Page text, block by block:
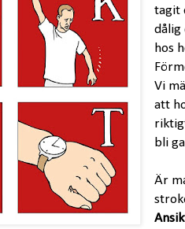
tagit
dålig
hos
Vi
att
bli
Är